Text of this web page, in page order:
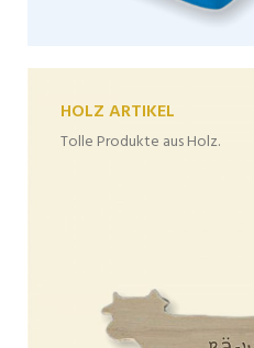
HOLZ ARTIKEL
Tolle Produkte aus Holz.